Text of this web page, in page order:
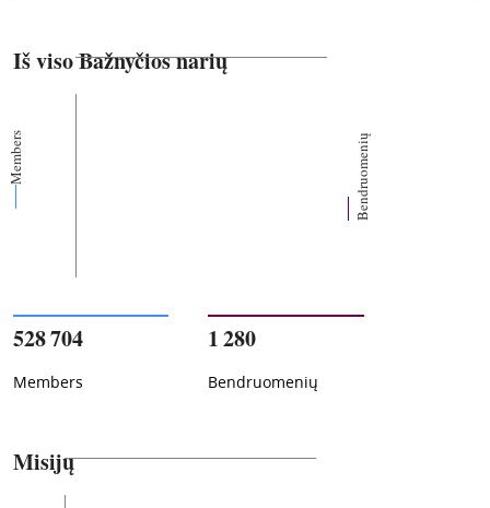
Iš viso Bažnyčios narių
Members Bendruomenių
528 704
Members
1 280
Bendruomenių
Misijų